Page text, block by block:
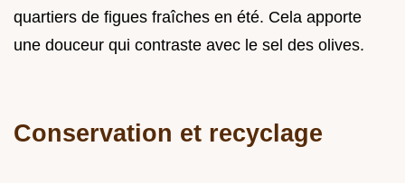
quartiers de figues fraîches en été. Cela apporte
une douceur qui contraste avec le sel des olives.
Conservation et recyclage